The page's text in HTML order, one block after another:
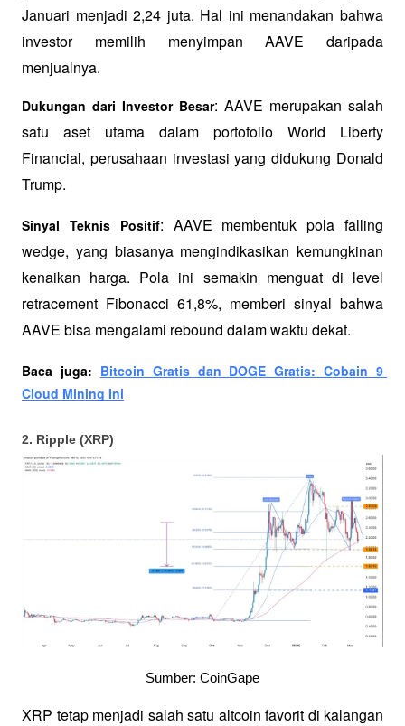
Januari menjadi 2,24 juta. Hal ini menandakan bahwa
investor memilih menyimpan AAVE daripada
menjualnya.
Dukungan dari Investor Besar: AAVE merupakan salah
satu aset utama dalam portofolio World Liberty
Financial, perusahaan investasi yang didukung Donald
Trump.
Sinyal Teknis Positif: AAVE membentuk pola falling
wedge, yang biasanya mengindikasikan kemungkinan
kenaikan harga. Pola ini semakin menguat di level
retracement Fibonacci 61,8%, memberi sinyal bahwa
AAVE bisa mengalami rebound dalam waktu dekat.
Baca juga: Bitcoin Gratis dan DOGE Gratis: Cobain 9
Cloud Mining Ini
2. Ripple (XRP)
Sumber: CoinGape
XRP tetap menjadi salah satu altcoin favorit di kalangan